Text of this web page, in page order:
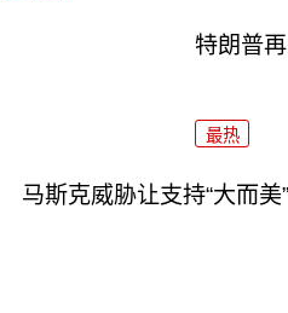
特朗普
最热
马斯克威胁让支持“大而